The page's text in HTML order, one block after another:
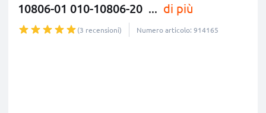
10806-01 010-10806-20 ... di più
(3 recensioni) Numero articolo: 914165